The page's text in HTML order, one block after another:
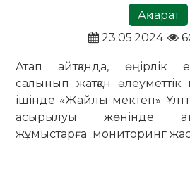
Ақпарат
23.05.2024
Атап айтқанда, өңірлік
салынып жатқан
ішінде «Жайлы мектеп»
асырылуы жөнінде
жұмыстарға мониторинг